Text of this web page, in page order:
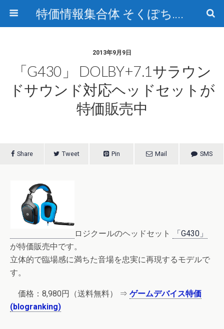
特価情報集合体 そくぽち.com
2013年9月9日
「G430」 DOLBY+7.1サラウン
ドサウンド対応ヘッドセットが
特価販売中
Share Tweet Pin Mail SMS
ロジクールのヘッドセット
「G430」
が特価販売中です。
立体的で臨場感に満ちた音場を忠実に再現するモデルで
す。
価格：8,980円（送料無料） ⇒ ゲームデバイス特価
(blogranking)